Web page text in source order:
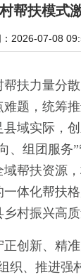
帮扶模式
：2026-07-08
帮扶力量分
题，统筹
域实际，
、组团服务
帮扶资源
一体化帮扶
村振兴高质
正创新、精
织、推进强